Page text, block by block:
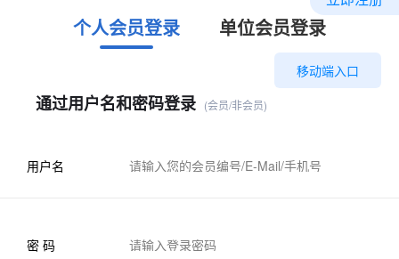
个人会员登录 单位会员登录
移动端入口
通过用户名和密码登录 (会员/非会员)
用户名
密 码